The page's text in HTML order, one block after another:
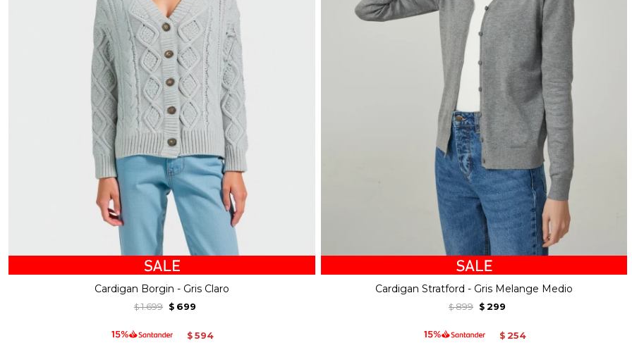
Cardigan Borgin - Gris Claro
$ 1.699 $ 699
$ 594
Cardigan Stratford - Gris Melange Medio
$ 899 $ 299
$ 254